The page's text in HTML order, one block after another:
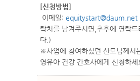
[신청방법]
이메일: equitystart@daum.net
락처를 남겨주시면,추후에 연락드
다.)
※사업에 참여하셨던 산모님께서
영유아 건강 간호사에게 신청하세